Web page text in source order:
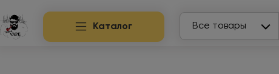
Каталог Все товары
Search